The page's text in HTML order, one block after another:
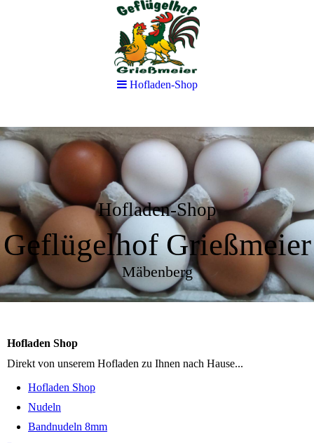
Hofladen-Shop
Geflügelhof Grießmeier
Mäbenberg
Hofladen Shop
Direkt von unserem Hofladen zu Ihnen nach Hause...
Hofladen Shop
Nudeln
Bandnudeln 8mm
Hofladen-Shop